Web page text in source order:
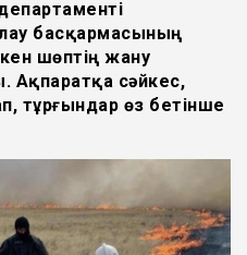
басқармасының
шөптің жану
Ақпаратқа сәйкес,
тұрғындар өз бетінше